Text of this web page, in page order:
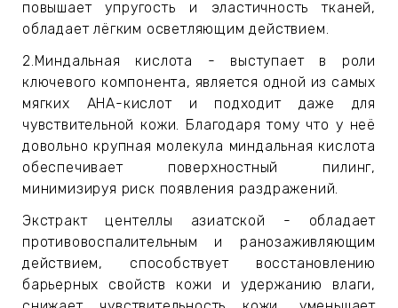
keyboard_arrow_right
keyboard_arrow_right
повышает упругость и эластичность тканей,
обладает лёгким осветляющим действием.
2.Миндальная кислота - выступает в роли
ключевого компонента, является одной из самых
мягких AHA-кислот и подходит даже для
чувствительной кожи. Благодаря тому что у неё
довольно крупная молекула миндальная кислота
обеспечивает поверхностный пилинг,
минимизируя риск появления раздражений.
Экстракт центеллы азиатской - обладает
противовоспалительным и ранозаживляющим
действием, способствует восстановлению
барьерных свойств кожи и удержанию влаги,